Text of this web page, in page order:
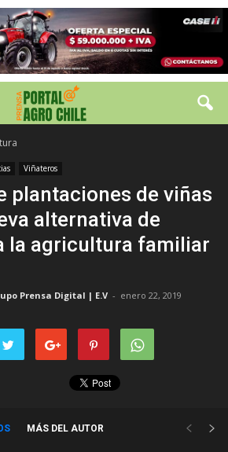
Viñateros
plantaciones de viñas
alternativa de
la agricultura familiar
Prensa Digital | E.V - enero 22, 2019
MÁS DEL AUTOR